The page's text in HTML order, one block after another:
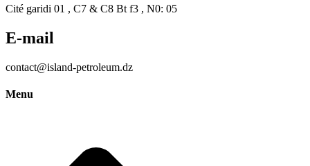
Cité garidi 01 , C7 & C8 Bt f3 , N0: 05
E-mail
contact@island-petroleum.dz
Menu